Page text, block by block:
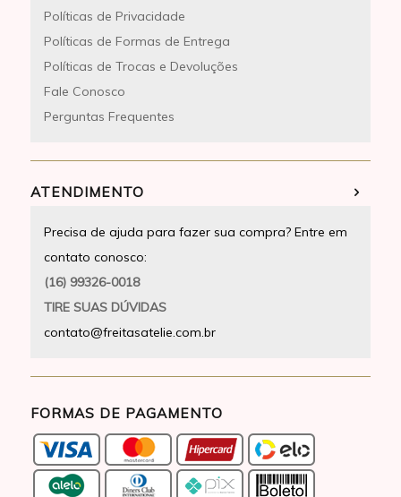
Políticas de Privacidade
Políticas de Formas de Entrega
Políticas de Trocas e Devoluções
Fale Conosco
Perguntas Frequentes
ATENDIMENTO
Precisa de ajuda para fazer sua compra? Entre em
contato conosco:
(16) 99326-0018
TIRE SUAS DÚVIDAS
contato@freitasatelie.com.br
FORMAS DE PAGAMENTO